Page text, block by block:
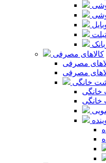
کالاهای مصرفی
مصرفی
مصرفی
خانگی
خانگی
خانگی